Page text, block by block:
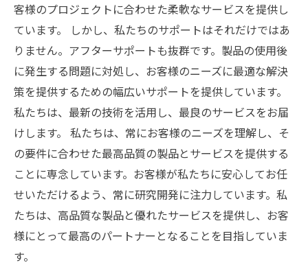
客様のプロジェクトに合わせた柔軟なサービスを提供し
ています。 しかし、私たちのサポートはそれだけではあ
りません。アフターサポートも抜群です。製品の使用後
に発生する問題に対処し、お客様のニーズに最適な解決
策を提供するための幅広いサポートを提供しています。
私たちは、最新の技術を活用し、最良のサービスをお届
けします。 私たちは、常にお客様のニーズを理解し、そ
の要件に合わせた最高品質の製品とサービスを提供する
ことに専念しています。お客様が私たちに安心してお任
せいただけるよう、常に研究開発に注力しています。私
たちは、高品質な製品と優れたサービスを提供し、お客
様にとって最高のパートナーとなることを目指していま
す。